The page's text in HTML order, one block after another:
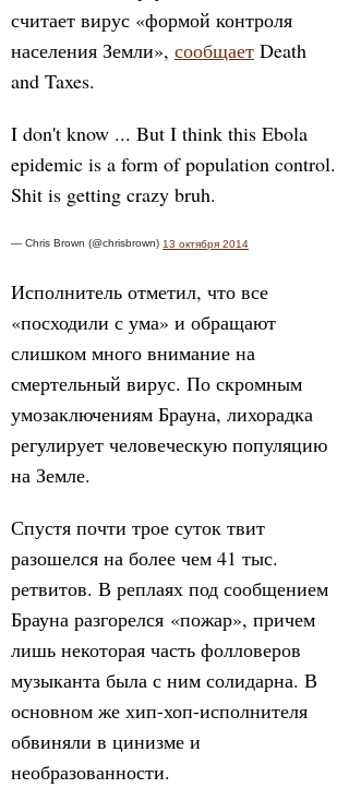
считает вирус «формой контроля
населения Земли», сообщает Death
and Taxes.
I don't know ... But I think this Ebola
epidemic is a form of population control.
Shit is getting crazy bruh.
— Chris Brown (@chrisbrown) 13 октября 2014
Исполнитель отметил, что все
«посходили с ума» и обращают
слишком много внимание на
смертельный вирус. По скромным
умозаключениям Брауна, лихорадка
регулирует человеческую популяцию
на Земле.
Спустя почти трое суток твит
разошелся на более чем 41 тыс.
ретвитов. В реплаях под сообщением
Брауна разгорелся «пожар», причем
лишь некоторая часть фолловеров
музыканта была с ним солидарна. В
основном же хип-хоп-исполнителя
обвиняли в цинизме и
необразованности.